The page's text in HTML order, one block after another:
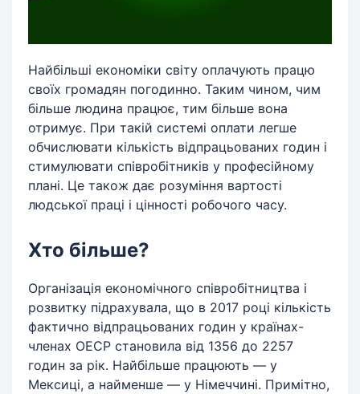
Найбільші економіки світу оплачують працю
своїх громадян погодинно. Таким чином, чим
більше людина працює, тим більше вона
отримує. При такій системі оплати легше
обчислювати кількість відпрацьованих годин і
стимулювати співробітників у професійному
плані. Це також дає розуміння вартості
людської праці і цінності робочого часу.
Хто більше?
Організація економічного співробітництва і
розвитку підрахувала, що в 2017 році кількість
фактично відпрацьованих годин у країнах-
членах ОЕСР становила від 1356 до 2257
годин за рік. Найбільше працюють — у
Мексиці, а найменше — у Німеччині. Примітно,